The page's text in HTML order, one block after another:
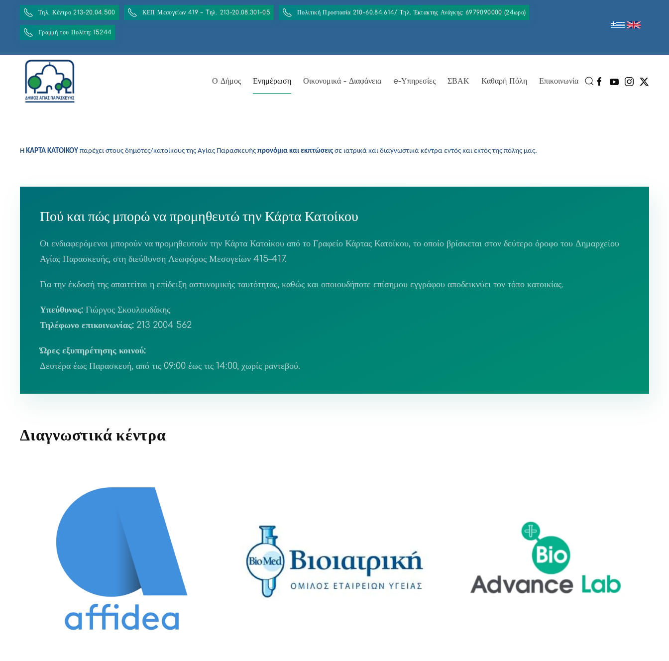
Τηλ. Κέντρο 213-20.04.500 ΚΕΠ Μεσογείων 419 – Tηλ. 213-20.08.301-05 Πολιτική Προστασία 210-60.84.614/ Τηλ. Έκτακτης Ανάγκης: 6979090000 (24ωρο)
Γραμμή του Πολίτη: 15244
Ο Δήμος Ενημέρωση Οικονομικά - Διαφάνεια e-Υπηρεσίες ΣΒΑΚ Καθαρή Πόλη Επικοινωνία
Η ΚΑΡΤΑ ΚΑΤΟΙΚΟΥ παρέχει στους δημότες/κατοίκους της Αγίας Παρασκευής προνόμια και εκπτώσεις σε ιατρικά και διαγνωστικά κέντρα εντός και εκτός της πόλης μας.
Πού και πώς μπορώ να προμηθευτώ την Κάρτα Κατοίκου
Οι ενδιαφερόμενοι μπορούν να προμηθευτούν την Κάρτα Κατοίκου από το Γραφείο Κάρτας Κατοίκου, το οποίο βρίσκεται στον δεύτερο όροφο του Δημαρχείου
Αγίας Παρασκευής, στη διεύθυνση Λεωφόρος Μεσογείων 415–417.
Για την έκδοσή της απαιτείται η επίδειξη αστυνομικής ταυτότητας, καθώς και οποιουδήποτε επίσημου εγγράφου αποδεικνύει τον τόπο κατοικίας.
Υπεύθυνος: Γιώργος Σκουλουδάκης
Τηλέφωνο επικοινωνίας: 213 2004 562
Ώρες εξυπηρέτησης κοινού:
Δευτέρα έως Παρασκευή, από τις 09:00 έως τις 14:00, χωρίς ραντεβού.
Διαγνωστικά κέντρα